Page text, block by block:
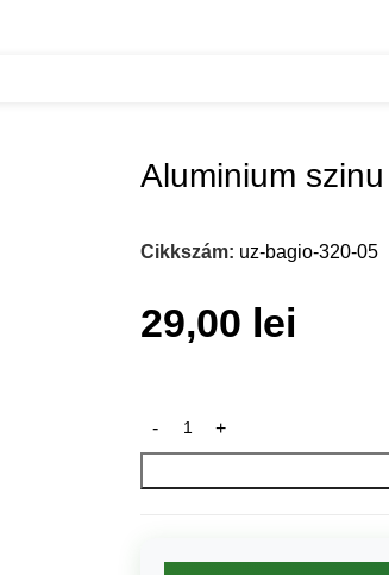
Aluminium
Cikkszám: uz-bagio-320-05
29,00 lei